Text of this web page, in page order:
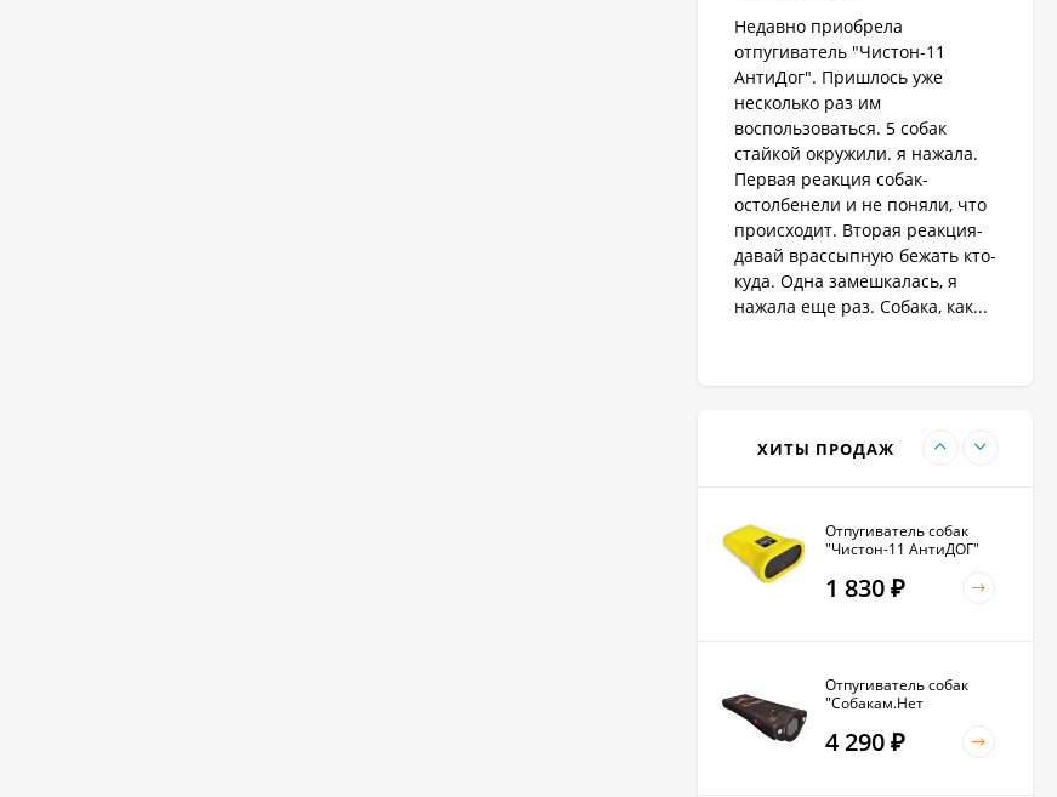
Недавно приобрела
отпугиватель "Чистон-11
АнтиДог". Пришлось уже
несколько раз им
воспользоваться. 5 собак
стайкой окружили. я нажала.
Первая реакция собак-
остолбенели и не поняли, что
происходит. Вторая реакция-
давай врассыпную бежать кто-
куда. Одна замешкалась, я
нажала еще раз. Собака, как...
ХИТЫ ПРОДАЖ
Электроошейник для
дрессировки собак
«PET998DB»
3 480₽
Ошейник антилай
1 890₽
Отпугиватель собак
"Чистон-11 АнтиДОГ"
1 830 ₽
Отпугиватель собак
"Собакам.Нет
4 290 ₽